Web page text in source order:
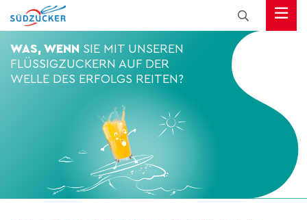
WAS, WENN SIE MIT UNSEREN
FLÜSSIGZUCKERN AUF DER
WELLE DES ERFOLGS REITEN?